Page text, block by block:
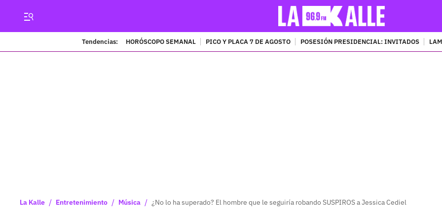
Tendencias: HORÓSCOPO SEMANAL PICO Y PLACA 7 DE AGOSTO POSESIÓN PRESIDENCIAL: INVITADOS
La Kalle / Entretenimiento / Música / ¿No lo ha superado? El hombre que le seguiría robando SUSPIROS a Jessica Cediel